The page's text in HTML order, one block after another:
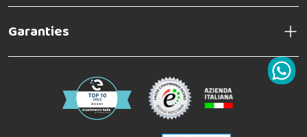
Garanties